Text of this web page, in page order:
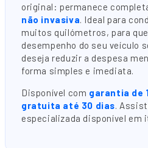
original: permanece
não invasiva. Ideal para
muitos quilómetros, para
desempenho do seu veículo
deseja reduzir a despesa
forma simples e imediata.
Disponível com garantia de
gratuita até 30 dias.
especializada disponível em